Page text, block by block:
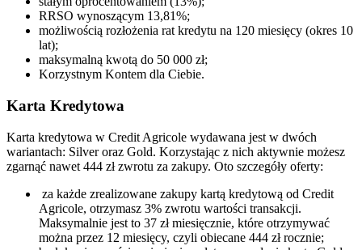
RRSO wynoszącym 13,81%;
możliwością rozłożenia rat kredytu na 120 miesięcy (okres 10
lat);
maksymalną kwotą do 50 000 zł;
Korzystnym Kontem dla Ciebie.
Karta Kredytowa
Karta kredytowa w Credit Agricole wydawana jest w dwóch
wariantach: Silver oraz Gold. Korzystając z nich aktywnie możesz
zgarnąć nawet 444 zł zwrotu za zakupy. Oto szczegóły oferty:
za każde zrealizowane zakupy kartą kredytową od Credit
Agricole, otrzymasz 3% zwrotu wartości transakcji.
Maksymalnie jest to 37 zł miesięcznie, które otrzymywać
można przez 12 miesięcy, czyli obiecane 444 zł rocznie;